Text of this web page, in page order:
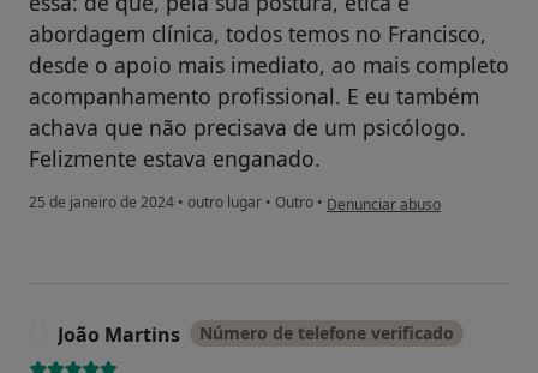
abordagem clínica, todos temos no Francisco,
desde o apoio mais imediato, ao mais completo
acompanhamento profissional. E eu também
achava que não precisava de um psicólogo.
Felizmente estava enganado.
25 de janeiro de 2024 • outro lugar • Outro • na opinião do utilizador joão
Denunciar abuso
João Martins Número de telefone verificado